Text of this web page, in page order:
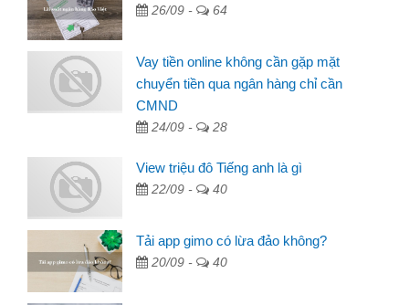
26/09 - 64
Vay tiền online không cần gặp mặt
chuyển tiền qua ngân hàng chỉ cần
CMND
24/09 - 28
View triệu đô Tiếng anh là gì
22/09 - 40
Tải app gimo có lừa đảo không?
20/09 - 40